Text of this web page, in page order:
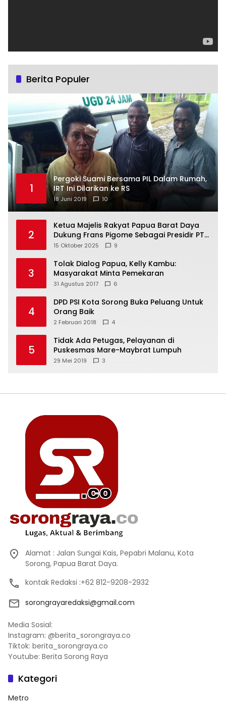
Berita Populer
1
Pergoki Suami Bersama PIL Dalam Rumah,
IRT Ini Dilarikan ke RS
18 Juni 2019 10
2
Ketua Majelis Rakyat Papua Barat Daya
Dukung Frans Pigome Sebagai Presidir PT
Freeport Indonesia
15 Oktober 2025 9
3
Tolak Dialog Papua, Kelly Kambu:
Masyarakat Minta Pemekaran
31 Agustus 2017 6
4
DPD PSI Kota Sorong Buka Peluang Untuk
Orang Baik
2 Februari 2018 4
5
Tidak Ada Petugas, Pelayanan di
Puskesmas Mare-Maybrat Lumpuh
29 Mei 2019 3
Alamat : Jalan Sungai Kais, Pepabri Malanu, Kota
Sorong, Papua Barat Daya.
kontak Redaksi :+62 812-9208-2932
sorongrayaredaksi@gmail.com
Media Sosial:
Instagram: @berita_sorongraya.co
Tiktok: berita_sorongraya.co
Youtube: Berita Sorong Raya
Kategori
Metro